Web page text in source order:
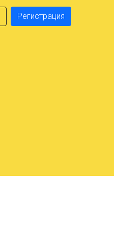
Регистрация